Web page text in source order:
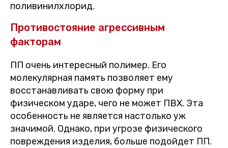
поливинилхлорид.
Противостояние агрессивным
факторам
ПП очень интересный полимер. Его
молекулярная память позволяет ему
восстанавливать свою форму при
физическом ударе, чего не может ПВХ. Эта
особенность не является настолько уж
значимой. Однако, при угрозе физического
повреждения изделия, больше подойдет ПП.